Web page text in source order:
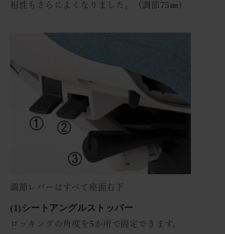
相性もさらによくなりました。（調節75㎜）
調節レバーはすべて座面右下
(1)シートアングルストッパー
ロッキングの角度を5か所で固定できます。